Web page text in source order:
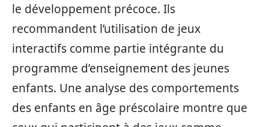
le développement précoce. Ils
recommandent l’utilisation de jeux
interactifs comme partie intégrante du
programme d’enseignement des jeunes
enfants. Une analyse des comportements
des enfants en âge préscolaire montre que